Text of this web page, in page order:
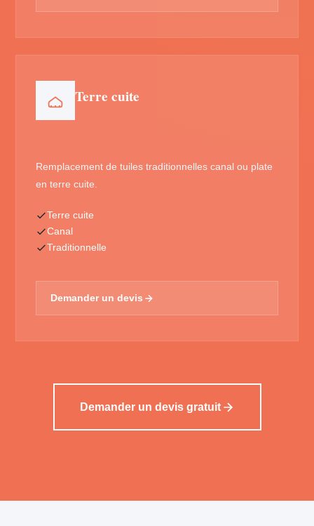
Terre cuite
Remplacement de tuiles traditionnelles canal ou plate
en terre cuite.
Terre cuite
Canal
Traditionnelle
Demander un devis
Demander un devis gratuit